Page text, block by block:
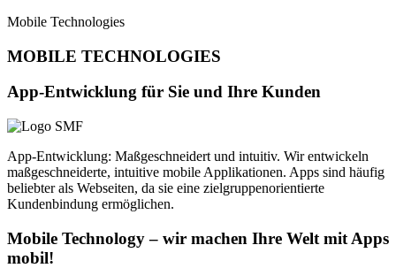
Mobile Technologies
MOBILE TECHNOLOGIES
App-Entwicklung für Sie und Ihre Kunden
App-Entwicklung: Maßgeschneidert und intuitiv. Wir entwickeln
maßgeschneiderte, intuitive mobile Applikationen. Apps sind häufig
beliebter als Webseiten, da sie eine zielgruppenorientierte
Kundenbindung ermöglichen.
Mobile Technology – wir machen Ihre Welt mit Apps
mobil!